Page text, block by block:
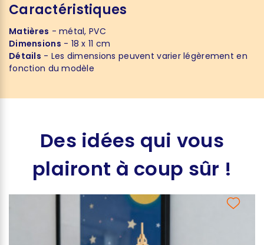
Caractéristiques
Matières - métal, PVC
Dimensions - 18 x 11 cm
Détails - Les dimensions peuvent varier légèrement en
fonction du modèle
Des idées qui vous
plairont à coup sûr !